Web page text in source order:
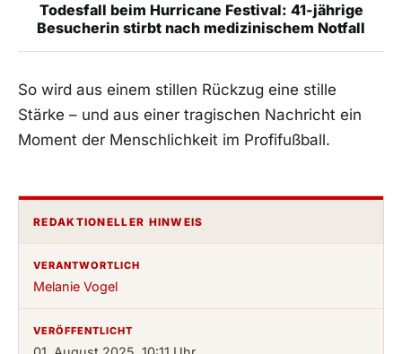
Todesfall beim Hurricane Festival: 41-jährige
Besucherin stirbt nach medizinischem Notfall
So wird aus einem stillen Rückzug eine stille
Stärke – und aus einer tragischen Nachricht ein
Moment der Menschlichkeit im Profifußball.
REDAKTIONELLER HINWEIS
VERANTWORTLICH
Melanie Vogel
VERÖFFENTLICHT